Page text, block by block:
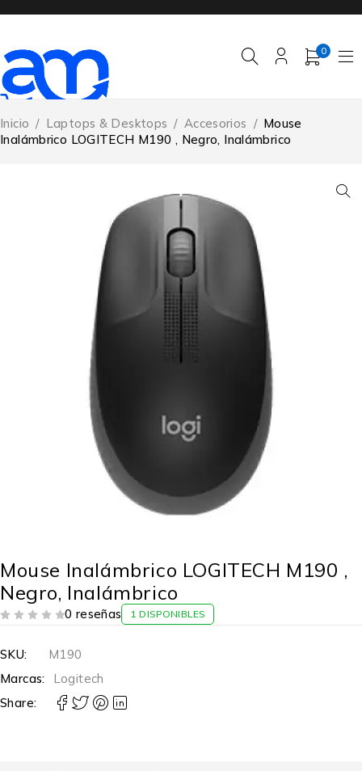
0
Inicio / Laptops & Desktops / Accesorios / Mouse
Inalámbrico LOGITECH M190 , Negro, Inalámbrico
Mouse Inalámbrico LOGITECH M190 ,
Negro, Inalámbrico
0 reseñas 1 DISPONIBLES
SKU:
M190
Marcas:
Logitech
Share: